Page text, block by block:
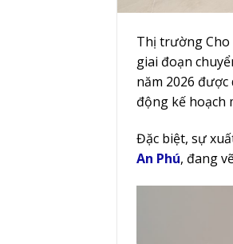
Thị trường Cho
giai đoạn
năm 2026
động kế hoạch
Đặc biệt, sự
An Phú, đang